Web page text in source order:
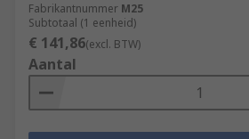
Fabrikantnummer M25
Subtotaal (1 eenheid)
€ 141,86(excl. BTW)
Aantal